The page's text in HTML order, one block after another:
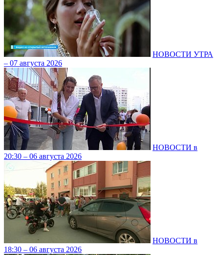
НОВОСТИ УТРА
– 07 августа 2026
НОВОСТИ в
20:30 – 06 августа 2026
НОВОСТИ в
18:30 – 06 августа 2026